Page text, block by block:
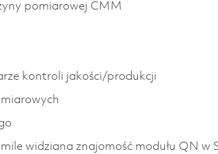
pomiarowej CMM
kontroli jakości/produkcji
widziana znajomość modułu QN w